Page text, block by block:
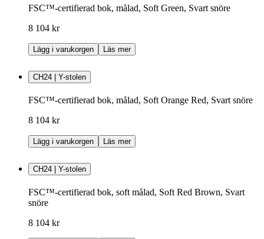
FSC™-certifierad bok, målad, Soft Green, Svart snöre
8 104 kr
Lägg i varukorgen Läs mer
CH24 | Y-stolen
FSC™-certifierad bok, målad, Soft Orange Red, Svart snöre
8 104 kr
Lägg i varukorgen Läs mer
CH24 | Y-stolen
FSC™-certifierad bok, soft målad, Soft Red Brown, Svart
snöre
8 104 kr